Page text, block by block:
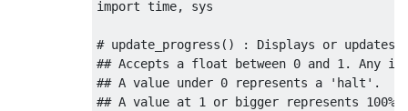
import time, sys
# update_progress() : Displays or updates
## Accepts a float between 0 and 1. Any
## A value under 0 represents a 'halt'.
## A value at 1 or bigger represents 100%